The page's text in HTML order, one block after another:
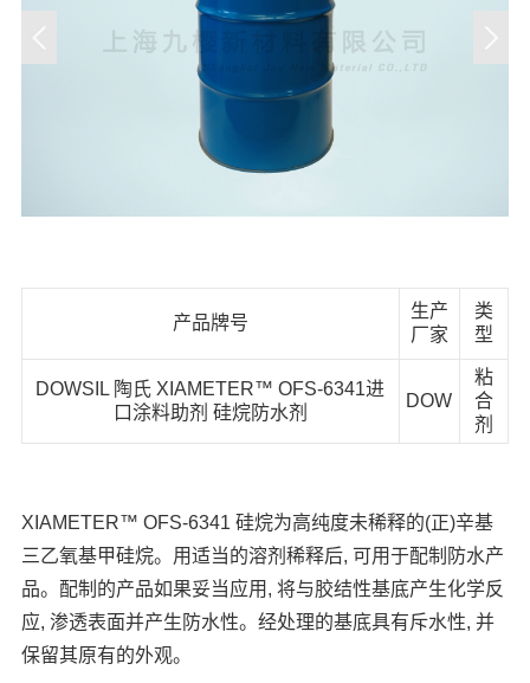
产品牌号
生产
厂家
类
型
DOWSIL 陶氏 XIAMETER™ OFS-6341进
口涂料助剂 硅烷防水剂
DOW
粘
合
剂
XIAMETER™ OFS-6341 硅烷为高纯度未稀释的(正)辛基
三乙氧基甲硅烷。用适当的溶剂稀释后, 可用于配制防水产
品。配制的产品如果妥当应用, 将与胶结性基底产生化学反
应, 渗透表面并产生防水性。经处理的基底具有斥水性, 并
保留其原有的外观。